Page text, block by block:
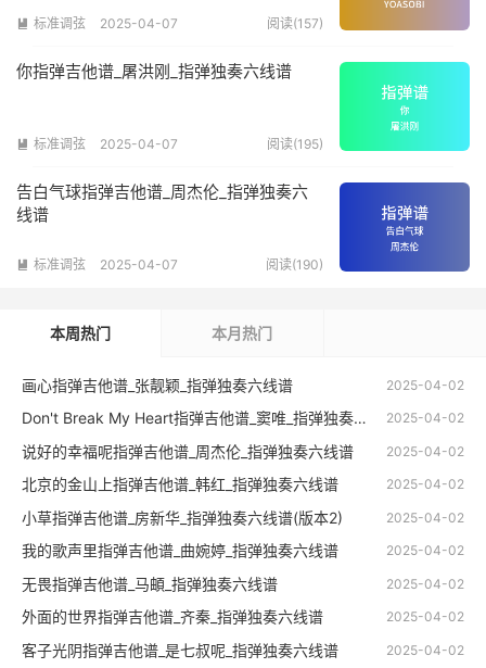
 标准调弦 2025-04-07 阅读(157)
你指弹吉他谱_屠洪刚_指弹独奏六线谱
 标准调弦 2025-04-07 阅读(195)
告白气球指弹吉他谱_周杰伦_指弹独奏六
线谱
 标准调弦 2025-04-07 阅读(190)
本周热门 本月热门
2025-04-02
画心指弹吉他谱_张靓颖_指弹独奏六线谱
2025-04-02
Don't Break My Heart指弹吉他谱_窦唯_指弹独奏六线谱
2025-04-02
说好的幸福呢指弹吉他谱_周杰伦_指弹独奏六线谱
2025-04-02
北京的金山上指弹吉他谱_韩红_指弹独奏六线谱
2025-04-02
小草指弹吉他谱_房新华_指弹独奏六线谱(版本2)
2025-04-02
我的歌声里指弹吉他谱_曲婉婷_指弹独奏六线谱
2025-04-02
无畏指弹吉他谱_马頔_指弹独奏六线谱
2025-04-02
外面的世界指弹吉他谱_齐秦_指弹独奏六线谱
2025-04-02
客子光阴指弹吉他谱_是七叔呢_指弹独奏六线谱